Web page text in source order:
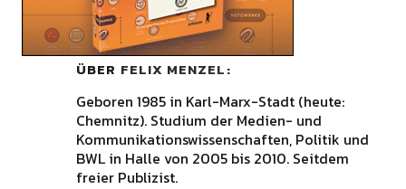
ÜBER FELIX MENZEL
Geboren 1985 in Karl-Marx-Stadt (heute:
Chemnitz). Studium der Medien- und
Kommunikationswissenschaften, Politik und
BWL in Halle von 2005 bis 2010. Seitdem
freier Publizist.